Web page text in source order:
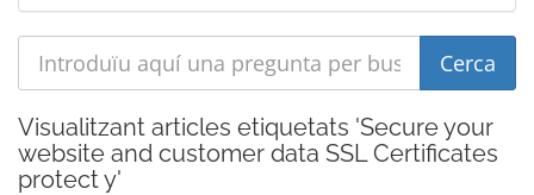
Visualitzant articles etiquetats 'Secure your
website and customer data SSL Certificates
protect y'